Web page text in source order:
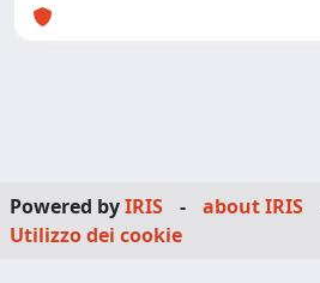
Powered byIRIS - about IRIS
Utilizzo dei cookie